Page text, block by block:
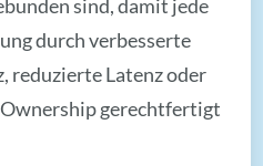
sind, damit jede
durch verbesserte
reduzierte Latenz oder
gerechtfertigt